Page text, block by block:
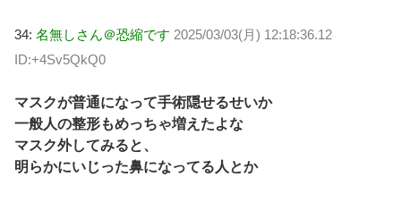
34: 名無しさん＠恐縮です 2025/03/03(月) 12:18:36.12
ID:+4Sv5QkQ0
マスクが普通になって手術隠せるせいか
一般人の整形もめっちゃ増えたよな
マスク外してみると、
明らかにいじった鼻になってる人とか